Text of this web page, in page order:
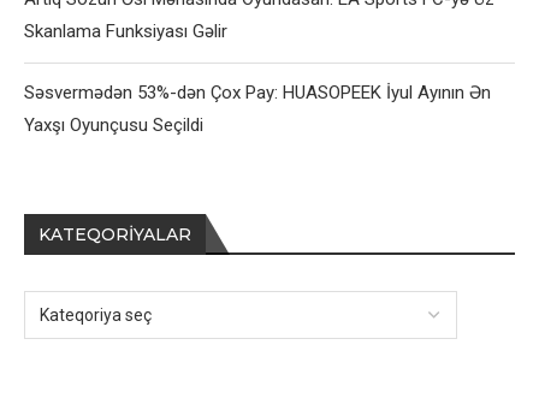
Skanlama Funksiyası Gəlir
Səsvermədən 53%-dən Çox Pay: HUASOPEEK İyul Ayının Ən
Yaxşı Oyunçusu Seçildi
KATEQORIYALAR